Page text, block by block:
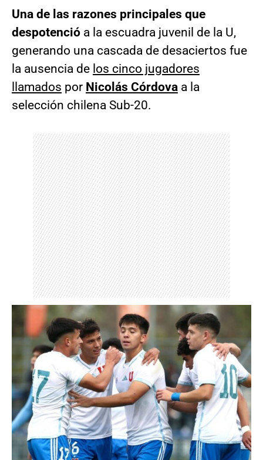
Una de las razones principales que
despotenció a la escuadra juvenil de la U,
generando una cascada de desaciertos fue
la ausencia de los cinco jugadores
llamados por Nicolás Córdova a la
selección chilena Sub-20.